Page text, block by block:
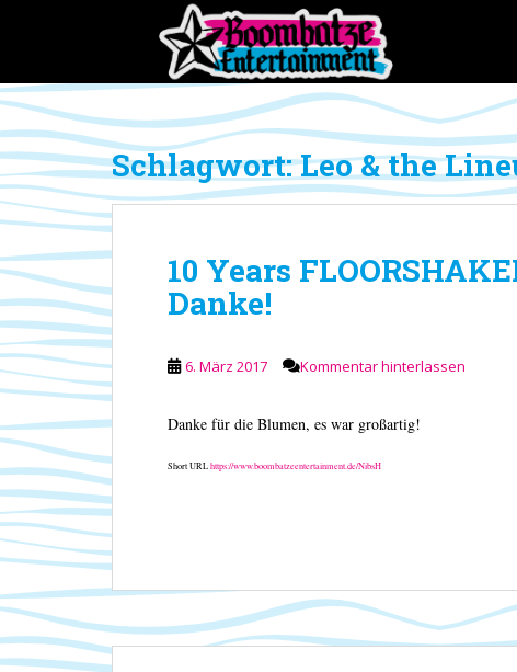
p
t
o
m
a
c
t
e
n
Schlagwort:Leo & the
10 Years
Danke!
6. März 2017 Kommentar hinterlassen
Danke für die Blumen, es war großartig!
Short URLhttps://www.boombatzeentertainment.de/NibsH